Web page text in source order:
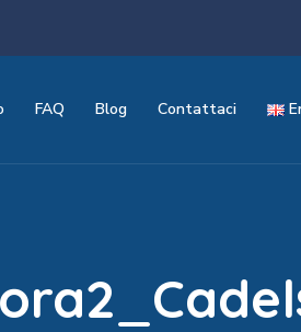
FAQ Blog Contattaci